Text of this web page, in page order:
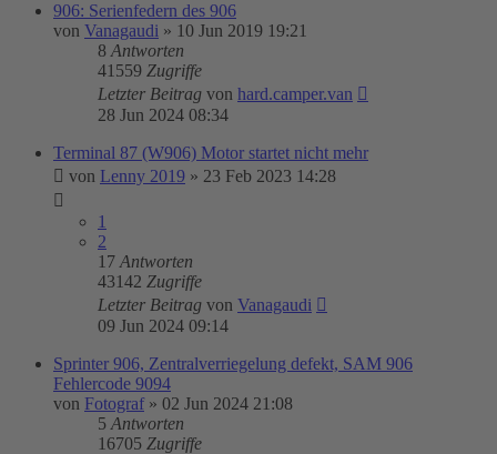
906: Serienfedern des 906
von Vanagaudi » 10 Jun 2019 19:21
8 Antworten
41559 Zugriffe
Letzter Beitrag von hard.camper.van
28 Jun 2024 08:34
Terminal 87 (W906) Motor startet nicht mehr
von Lenny 2019 » 23 Feb 2023 14:28
1
2
17 Antworten
43142 Zugriffe
Letzter Beitrag von Vanagaudi
09 Jun 2024 09:14
Sprinter 906, Zentralverriegelung defekt, SAM 906
Fehlercode 9094
von Fotograf » 02 Jun 2024 21:08
5 Antworten
16705 Zugriffe